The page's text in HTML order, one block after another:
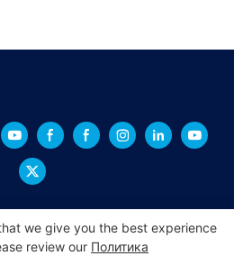
we give you the best experience
review our Политика